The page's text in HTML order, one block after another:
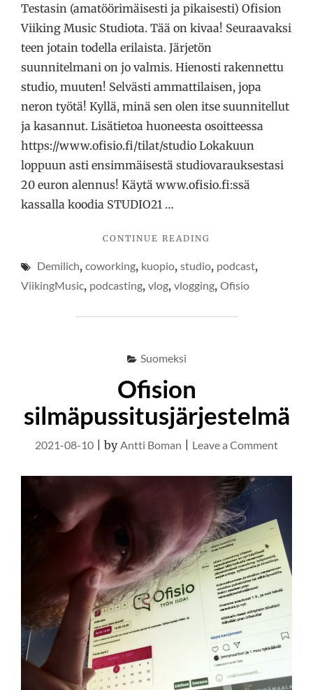
Testasin (amatöörimäisesti ja pikaisesti) Ofision
Viiking Music Studiota. Tää on kivaa! Seuraavaksi
teen jotain todella erilaista. Järjetön
suunnitelmani on jo valmis. Hienosti rakennettu
studio, muuten! Selvästi ammattilaisen, jopa
neron työtä! Kyllä, minä sen olen itse suunnitellut
ja kasannut. Lisätietoa huoneesta osoitteessa
https://www.ofisio.fi/tilat/studio Lokakuun
loppuun asti ensimmäisestä studiovarauksestasi
20 euron alennus! Käytä www.ofisio.fi:ssä
kassalla koodia STUDIO21 …
CONTINUE READING
VIIKING
MUSIC
Demilich, coworking, kuopio, studio, podcast,
ViikingMusic, podcasting, vlog, vlogging, Ofisio
Suomeksi
Ofision
silmäpussitusjärjestelmä
2021-08-10 by Antti Boman Leave a Commenton